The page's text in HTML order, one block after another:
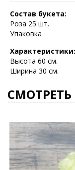
Состав букета:
Роза 25 шт.
Упаковка
Характеристики:
Высота 60 см.
Ширина 30 см.